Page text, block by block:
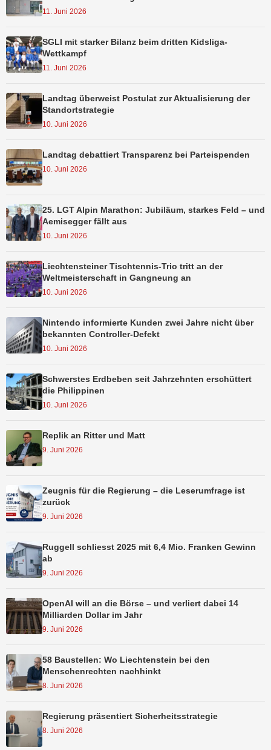
11. Juni 2026
SGLI mit starker Bilanz beim dritten Kidsliga-
Wettkampf
11. Juni 2026
Landtag überweist Postulat zur Aktualisierung der
Standortstrategie
10. Juni 2026
Landtag debattiert Transparenz bei Parteispenden
10. Juni 2026
25. LGT Alpin Marathon: Jubiläum, starkes Feld – und
Aemisegger fällt aus
10. Juni 2026
Liechtensteiner Tischtennis-Trio tritt an der
Weltmeisterschaft in Gangneung an
10. Juni 2026
Nintendo informierte Kunden zwei Jahre nicht über
bekannten Controller-Defekt
10. Juni 2026
Schwerstes Erdbeben seit Jahrzehnten erschüttert
die Philippinen
10. Juni 2026
Replik an Ritter und Matt
9. Juni 2026
Zeugnis für die Regierung – die Leserumfrage ist
zurück
9. Juni 2026
Ruggell schliesst 2025 mit 6,4 Mio. Franken Gewinn
ab
9. Juni 2026
OpenAI will an die Börse – und verliert dabei 14
Milliarden Dollar im Jahr
9. Juni 2026
58 Baustellen: Wo Liechtenstein bei den
Menschenrechten nachhinkt
8. Juni 2026
Regierung präsentiert Sicherheitsstrategie
8. Juni 2026